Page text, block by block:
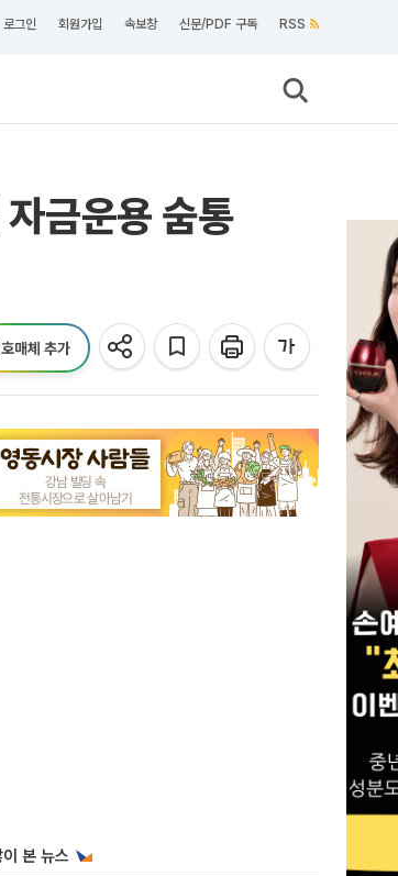
로그인 회원가입 속보창 신문/PDF 구독 RSS
금운용 숨통
매체 추가
이 본 뉴스